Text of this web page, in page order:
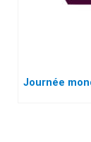
Journée